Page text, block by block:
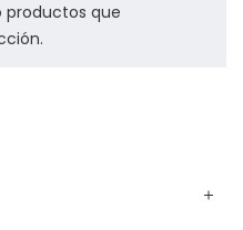
productos que